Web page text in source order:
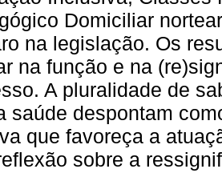
Domiciliar
na legislação. Os
na função e na
A pluralidade de
saúde despontam
que favoreça a
sobre a